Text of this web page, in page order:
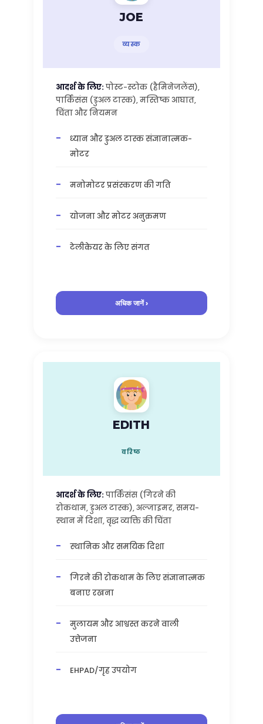
JOE
व्यस्क
आदर्श के लिए:पोस्ट-स्टोक (हैमिनेजलेंस),
पार्किंसंस (डुअल टास्क), मस्तिष्क आघात,
चिंता और नियमन
ध्यान और डुअल टास्क संज्ञानात्मक-
मोटर
मनोमोटर प्रसंस्करण की गति
योजना और मोटर अनुक्रमण
टेलीकेयर के लिए संगत
अधिक जानें ›
EDITH
वरिष्ठ
आदर्श के लिए:पार्किंसंस (गिरने की
रोकथाम, डुअल टास्क), अल्जाइमर, समय-
स्थान में दिशा, वृद्ध व्यक्ति की चिंता
स्थानिक और समयिक दिशा
गिरने की रोकथाम के लिए संज्ञानात्मक
बनाए रखना
मुलायम और आश्वस्त करने वाली
उत्तेजना
EHPAD/गृह उपयोग